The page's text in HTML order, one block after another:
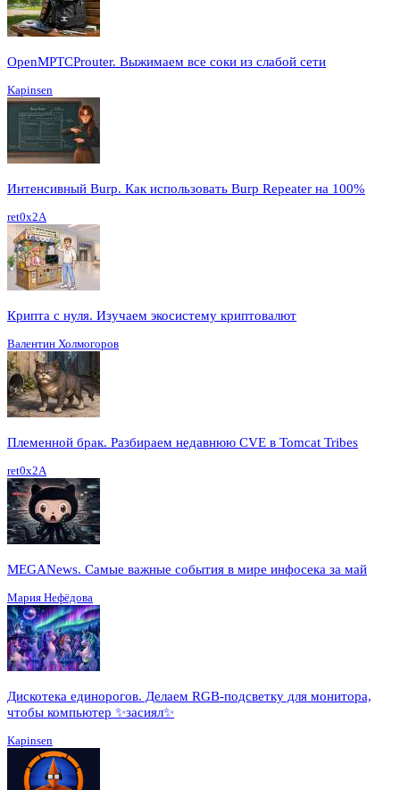
OpenMPTCProuter. Выжимаем все соки из слабой сети
Kapinsen
Интенсивный Burp. Как использовать Burp Repeater на 100%
ret0x2A
Крипта с нуля. Изучаем экосистему криптовалют
Валентин Холмогоров
Племенной брак. Разбираем недавнюю CVE в Tomcat Tribes
ret0x2A
MEGANews. Cамые важные события в мире инфосека за май
Мария Нефёдова
Дискотека единорогов. Делаем RGB-подсветку для монитора,
чтобы компьютер ✨засиял✨
Kapinsen